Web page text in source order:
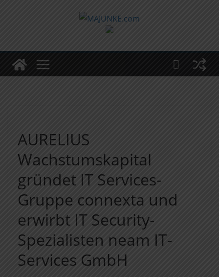
AURELIUS
Wachstumskapital
gründet IT Services-
Gruppe connexta und
erwirbt IT Security-
Spezialisten neam IT-
Services GmbH